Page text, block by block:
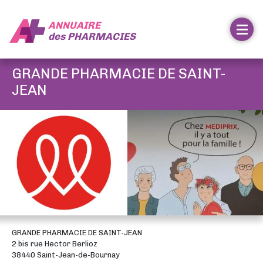
ANNUAIRE
desPHARMACIES
GRANDE PHARMACIE DE SAINT-
JEAN
GRANDE PHARMACIE DE SAINT-JEAN
2 bis rue Hector Berlioz
38440 Saint-Jean-de-Bournay